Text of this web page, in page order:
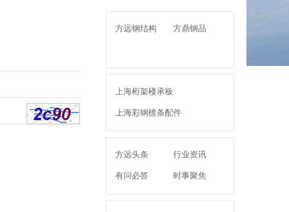
方远钢结构 方鼎钢品
上海桁架楼承板
上海彩钢檩条配件
上海箱型柱
方远头条 行业资讯
有问必答 时事聚焦